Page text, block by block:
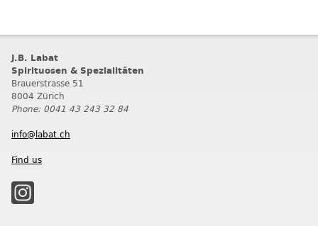
J.B. Labat
Spirituosen & Spezialitäten
Brauerstrasse 51
8004 Zürich
Phone: 0041 43 243 32 84
info@labat.ch
Find us